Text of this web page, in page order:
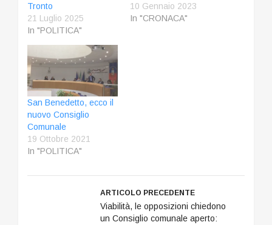
Tronto
21 Luglio 2025
In "POLITICA"
10 Gennaio 2023
In "CRONACA"
San Benedetto, ecco il
nuovo Consiglio
Comunale
19 Ottobre 2021
In "POLITICA"
ARTICOLO PRECEDENTE
Viabilità, le opposizioni chiedono
un Consiglio comunale aperto: